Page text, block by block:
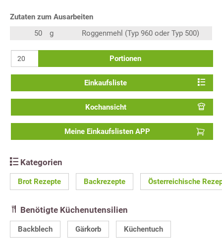
Zutaten zum Ausarbeiten
50
g Roggenmehl (Typ 960 oder Typ 500)
Portionen
Einkaufsliste
Kochansicht
Meine Einkaufslisten APP
Kategorien
Brot Rezepte Backrezepte Österreichische
Benötigte Küchenutensilien
Backblech Gärkorb Küchentuch